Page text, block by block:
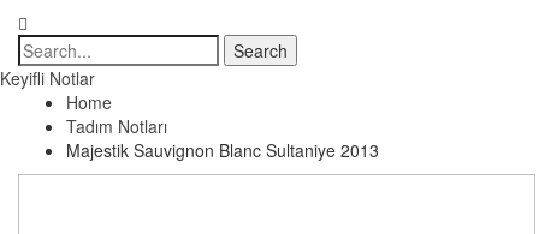
Keyifli Notlar
Home
Tadım Notları
Majestik Sauvignon Blanc Sultaniye 2013